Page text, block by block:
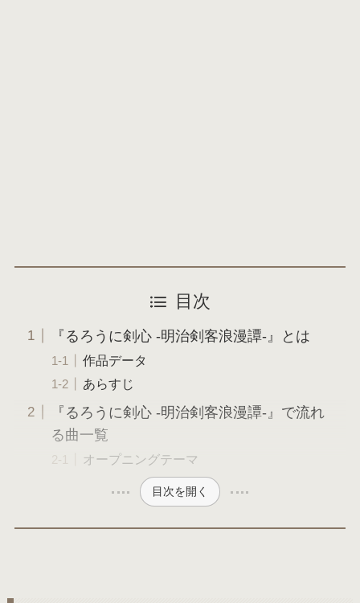
目次
『るろうに剣心 -明治剣客浪漫譚-』とは
作品データ
あらすじ
『るろうに剣心 -明治剣客浪漫譚-』で流れ
る曲一覧
オープニングテーマ
目次を開く